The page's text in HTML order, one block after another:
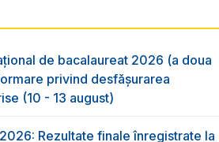
de bacalaureat 2026 (a doua
privind desfășurarea
(10 - 13 august)
Rezultate finale înregistrate la